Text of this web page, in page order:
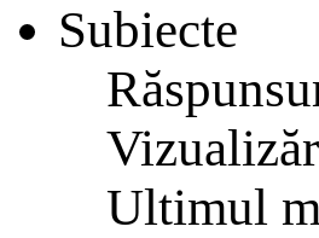
Subiecte
Ultimul